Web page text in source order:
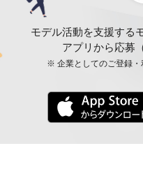
モデル活動を支援する
アプリから応募
※ 企業としてのご登録・